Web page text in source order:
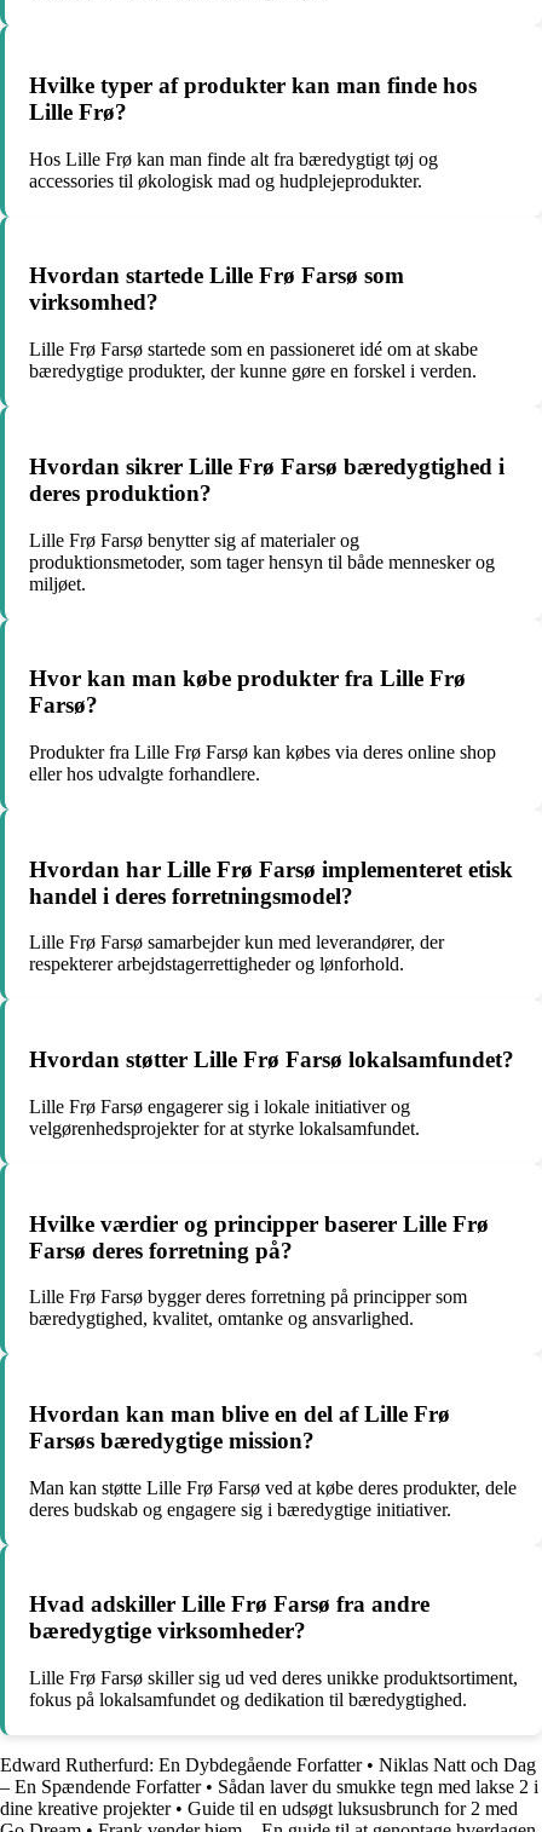
Hvilke typer af produkter kan man finde hos
Lille Frø?
Hos Lille Frø kan man finde alt fra bæredygtigt tøj og
accessories til økologisk mad og hudplejeprodukter.
Hvordan startede Lille Frø Farsø som
virksomhed?
Lille Frø Farsø startede som en passioneret idé om at skabe
bæredygtige produkter, der kunne gøre en forskel i verden.
Hvordan sikrer Lille Frø Farsø bæredygtighed i
deres produktion?
Lille Frø Farsø benytter sig af materialer og
produktionsmetoder, som tager hensyn til både mennesker og
miljøet.
Hvor kan man købe produkter fra Lille Frø
Farsø?
Produkter fra Lille Frø Farsø kan købes via deres online shop
eller hos udvalgte forhandlere.
Hvordan har Lille Frø Farsø implementeret etisk
handel i deres forretningsmodel?
Lille Frø Farsø samarbejder kun med leverandører, der
respekterer arbejdstagerrettigheder og lønforhold.
Hvordan støtter Lille Frø Farsø lokalsamfundet?
Lille Frø Farsø engagerer sig i lokale initiativer og
velgørenhedsprojekter for at styrke lokalsamfundet.
Hvilke værdier og principper baserer Lille Frø
Farsø deres forretning på?
Lille Frø Farsø bygger deres forretning på principper som
bæredygtighed, kvalitet, omtanke og ansvarlighed.
Hvordan kan man blive en del af Lille Frø
Farsøs bæredygtige mission?
Man kan støtte Lille Frø Farsø ved at købe deres produkter, dele
deres budskab og engagere sig i bæredygtige initiativer.
Hvad adskiller Lille Frø Farsø fra andre
bæredygtige virksomheder?
Lille Frø Farsø skiller sig ud ved deres unikke produktsortiment,
fokus på lokalsamfundet og dedikation til bæredygtighed.
Edward Rutherfurd: En Dybdegående Forfatter• Niklas Natt och Dag
– En Spændende Forfatter• Sådan laver du smukke tegn med lakse 2 i
dine kreative projekter• Guide til en udsøgt luksusbrunch for 2 med